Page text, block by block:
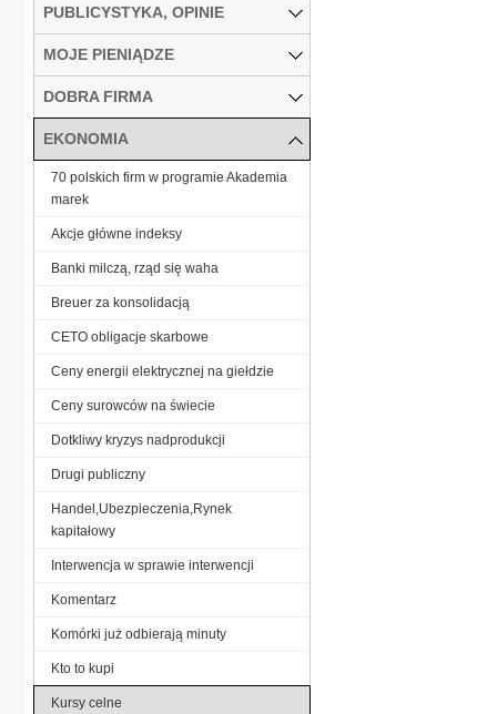
PUBLICYSTYKA, OPINIE
MOJE PIENIĄDZE
DOBRA FIRMA
EKONOMIA
70 polskich firm w programie Akademia
marek
Akcje główne indeksy
Banki milczą, rząd się waha
Breuer za konsolidacją
CETO obligacje skarbowe
Ceny energii elektrycznej na giełdzie
Ceny surowców na świecie
Dotkliwy kryzys nadprodukcji
Drugi publiczny
Handel,Ubezpieczenia,Rynek
kapitałowy
Interwencja w sprawie interwencji
Komentarz
Komórki już odbierają minuty
Kto to kupi
Kursy celne